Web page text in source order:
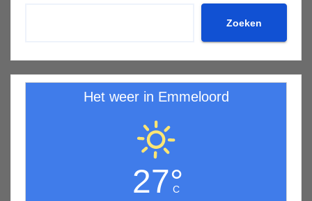
Zoeken
Het weer in Emmeloord
27°
C